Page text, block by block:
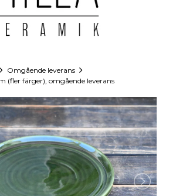
Omgående leverans
(fler färger), omgående leverans